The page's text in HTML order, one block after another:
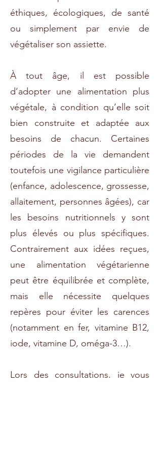
éthiques, écologiques, de santé
ou simplement par envie de
végétaliser son assiette.
À tout âge, il est possible
d’adopter une alimentation plus
végétale, à condition qu’elle soit
bien construite et adaptée aux
besoins de chacun. Certaines
périodes de la vie demandent
toutefois une vigilance particulière
(enfance, adolescence, grossesse,
allaitement, personnes âgées), car
les besoins nutritionnels y sont
plus élevés ou plus spécifiques.
Contrairement aux idées reçues,
une alimentation végétarienne
peut être équilibrée et complète,
mais elle nécessite quelques
repères pour éviter les carences
(notamment en fer, vitamine B12,
iode, vitamine D, oméga-3…).
Lors des consultations, je vous